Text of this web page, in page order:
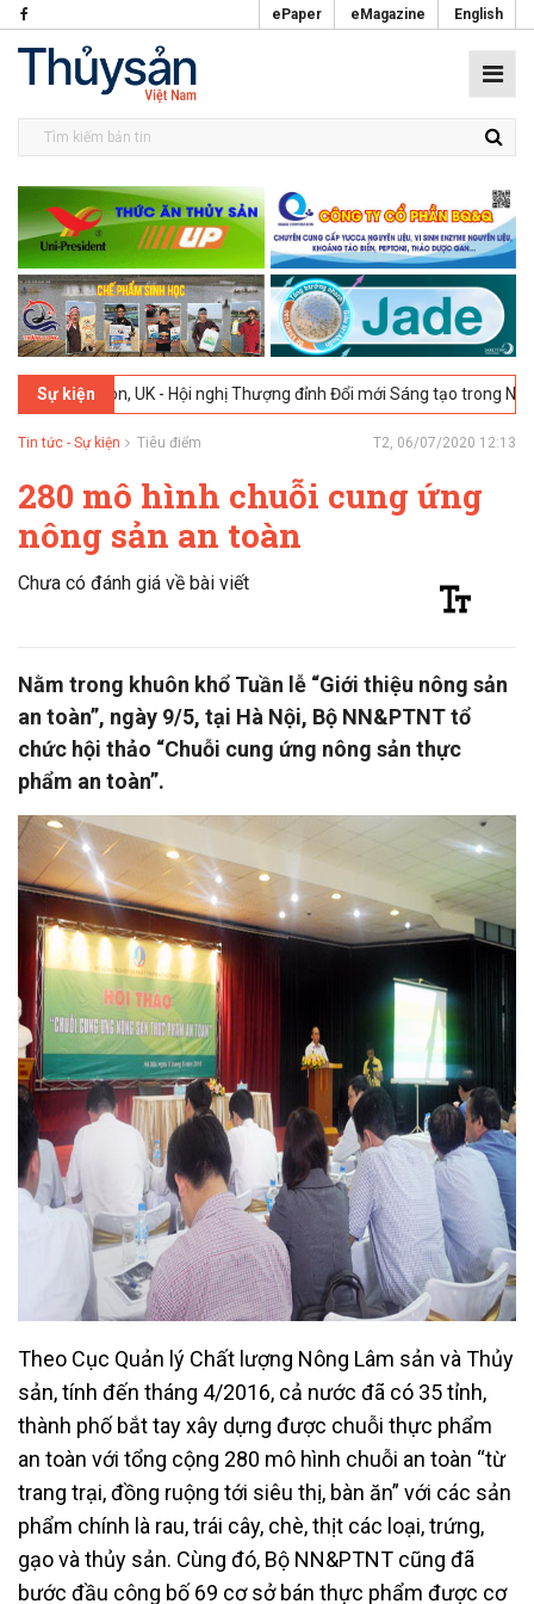
ePaper eMagazine English
Sự kiện
London, UK - Hội nghị Thượng đỉnh Đổi mới Sáng tạo trong Ngành
Tin tức - Sự kiện Tiêu điểm T2, 06/07/2020 12:13
280 mô hình chuỗi cung ứng
nông sản an toàn
Chưa có đánh giá về bài viết
Nằm trong khuôn khổ Tuần lễ “Giới thiệu nông sản
an toàn”, ngày 9/5, tại Hà Nội, Bộ NN&PTNT tổ
chức hội thảo “Chuỗi cung ứng nông sản thực
phẩm an toàn”.
Theo Cục Quản lý Chất lượng Nông Lâm sản và Thủy
sản, tính đến tháng 4/2016, cả nước đã có 35 tỉnh,
thành phố bắt tay xây dựng được chuỗi thực phẩm
an toàn với tổng cộng 280 mô hình chuỗi an toàn “từ
trang trại, đồng ruộng tới siêu thị, bàn ăn” với các sản
phẩm chính là rau, trái cây, chè, thịt các loại, trứng,
gạo và thủy sản. Cùng đó, Bộ NN&PTNT cũng đã
bước đầu công bố 69 cơ sở bán thực phẩm được cơ